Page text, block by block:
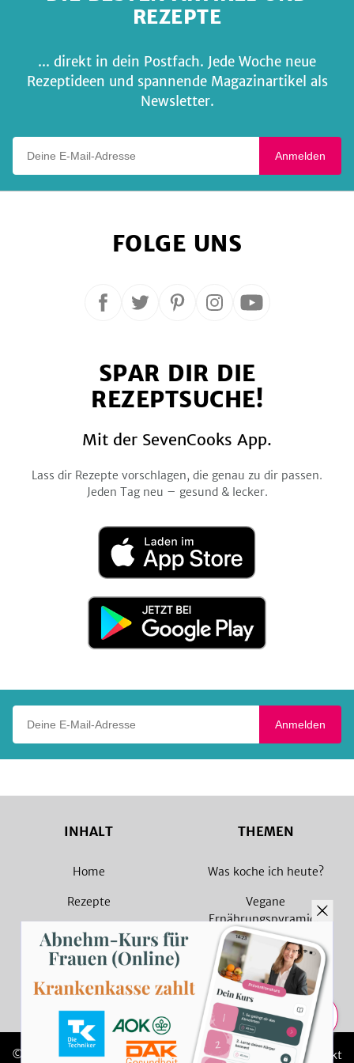
REZEPTE
... direkt in dein Postfach. Jede Woche neue
Rezeptideen und spannende Magazinartikel als
Newsletter.
Anmelden
Teilen
FOLGE UNS
Folge
Facebook
Folge
Twitter
Folge
Pinterest
Folge
Instagram
Folge
YouTube
SPAR DIR DIE
REZEPTSUCHE!
Mit der SevenCooks App.
Lass dir Rezepte vorschlagen, die genau zu dir passen.
Jeden Tag neu – gesund & lecker.
Laden
im
App
Jetzt
Google
Anmelden
INHALT
Home
Rezepte
Magazin
Sammlungen
Rezept Suche
THEMEN
Was koche ich heute?
Vegane
Ernährungspyramide
Vegane Rezepte
Vegetarische Rezepte
© 2026 SevenCooks Impressum Kontakt